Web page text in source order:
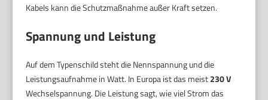
Kabels kann die Schutzmaßnahme außer Kraft setzen.
Spannung und Leistung
Auf dem Typenschild steht die Nennspannung und die
Leistungsaufnahme in Watt. In Europa ist das meist230 V
Wechselspannung. Die Leistung sagt, wie viel Strom das